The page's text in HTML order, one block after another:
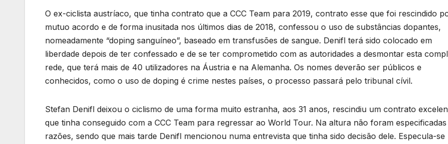
O ex-ciclista austríaco, que tinha contrato que a CCC Team para 2019, contrato esse que foi rescindido
mutuo acordo e de forma inusitada nos últimos dias de 2018, confessou o uso de substâncias dopantes,
nomeadamente “doping sanguíneo”, baseado em transfusões de sangue. Denifl terá sido colocado em
liberdade depois de ter confessado e de se ter comprometido com as autoridades a desmontar esta
rede, que terá mais de 40 utilizadores na Áustria e na Alemanha. Os nomes deverão ser públicos e
conhecidos, como o uso de doping é crime nestes países, o processo passará pelo tribunal cívil.
Stefan Denifl deixou o ciclismo de uma forma muito estranha, aos 31 anos, rescindiu um contrato
que tinha conseguido com a CCC Team para regressar ao World Tour. Na altura não foram especificadas
razões, sendo que mais tarde Denifl mencionou numa entrevista que tinha sido decisão dele. Especula-se